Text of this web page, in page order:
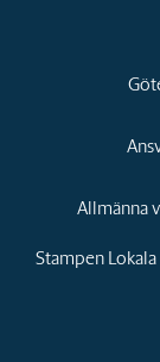
Allmänna
Stampen